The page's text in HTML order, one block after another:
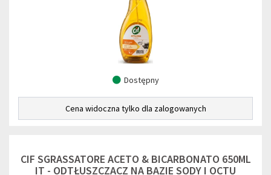
Dostępny
Cena widoczna tylko dla zalogowanych
CIF SGRASSATORE ACETO & BICARBONATO 650ML
IT - ODTŁUSZCZACZ NA BAZIE SODY I OCTU